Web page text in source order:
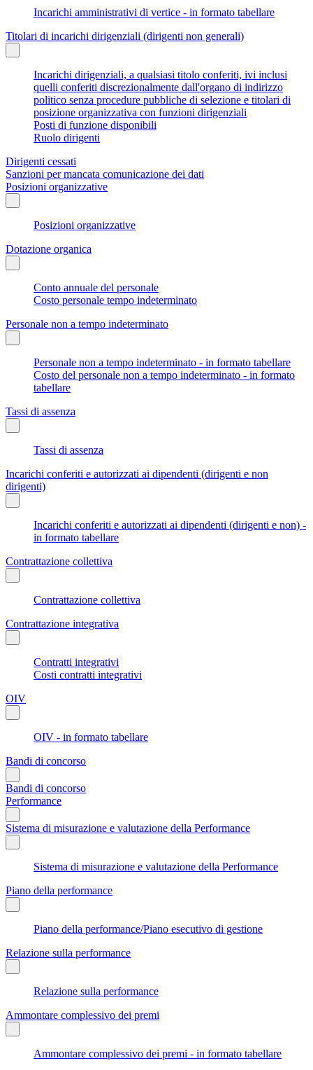
Incarichi amministrativi di vertice - in formato tabellare
Titolari di incarichi dirigenziali (dirigenti non generali)
Incarichi dirigenziali, a qualsiasi titolo conferiti, ivi inclusi
quelli conferiti discrezionalmente dall'organo di indirizzo
politico senza procedure pubbliche di selezione e titolari di
posizione organizzativa con funzioni dirigenziali
Posti di funzione disponibili
Ruolo dirigenti
Dirigenti cessati
Sanzioni per mancata comunicazione dei dati
Posizioni organizzative
Posizioni organizzative
Dotazione organica
Conto annuale del personale
Costo personale tempo indeterminato
Personale non a tempo indeterminato
Personale non a tempo indeterminato - in formato tabellare
Costo del personale non a tempo indeterminato - in formato
tabellare
Tassi di assenza
Tassi di assenza
Incarichi conferiti e autorizzati ai dipendenti (dirigenti e non
dirigenti)
Incarichi conferiti e autorizzati ai dipendenti (dirigenti e non) -
in formato tabellare
Contrattazione collettiva
Contrattazione collettiva
Contrattazione integrativa
Contratti integrativi
Costi contratti integrativi
OIV
OIV - in formato tabellare
Bandi di concorso
Bandi di concorso
Performance
Sistema di misurazione e valutazione della Performance
Sistema di misurazione e valutazione della Performance
Piano della performance
Piano della performance/Piano esecutivo di gestione
Relazione sulla performance
Relazione sulla performance
Ammontare complessivo dei premi
Ammontare complessivo dei premi - in formato tabellare